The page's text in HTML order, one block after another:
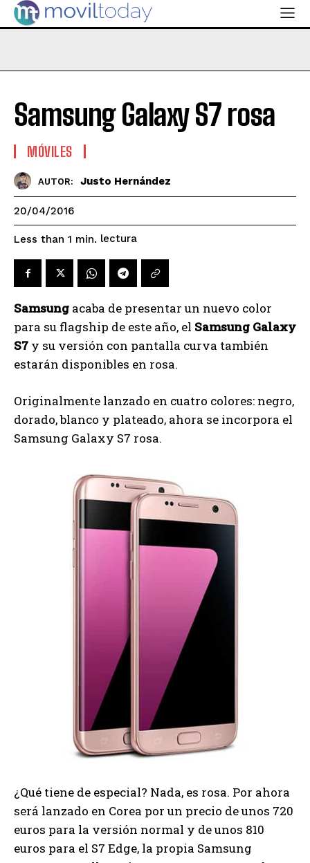
Samsung Galaxy S7 rosa
MÓVILES
AUTOR: Justo Hernández
20/04/2016
Less than 1 min. lectura
Samsung acaba de presentar un nuevo color
para su flagship de este año, el Samsung Galaxy
S7 y su versión con pantalla curva también
estarán disponibles en rosa.
Originalmente lanzado en cuatro colores: negro,
dorado, blanco y plateado, ahora se incorpora el
Samsung Galaxy S7 rosa.
¿Qué tiene de especial? Nada, es rosa. Por ahora
será lanzado en Corea por un precio de unos 720
euros para la versión normal y de unos 810
euros para el S7 Edge, la propia Samsung